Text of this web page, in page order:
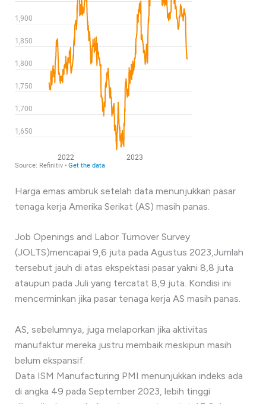
Harga emas ambruk setelah data menunjukkan pasar
tenaga kerja Amerika Serikat (AS) masih panas.
Job Openings and Labor Turnover Survey
(JOLTS)mencapai 9,6 juta pada Agustus 2023,Jumlah
tersebut jauh di atas ekspektasi pasar yakni 8,8 juta
ataupun pada Juli yang tercatat 8,9 juta. Kondisi ini
mencerminkan jika pasar tenaga kerja AS masih panas.
AS, sebelumnya, juga melaporkan jika aktivitas
manufaktur mereka justru membaik meskipun masih
belum ekspansif.
Data ISM Manufacturing PMI menunjukkan indeks ada
di angka 49 pada September 2023, lebih tinggi